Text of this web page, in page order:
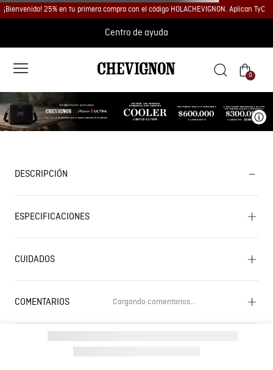
¡Bienvenido! 25% en tu primera compra con el código HOLACHEVIGNON. Aplican TyC
Centro de ayuda
0
DESCRIPCIÓN
ESPECIFICACIONES
CUIDADOS
COMENTARIOS Cargando comentarios…
Cargando el resumen…
Por favor, inicia sesión para escribir un comentario.